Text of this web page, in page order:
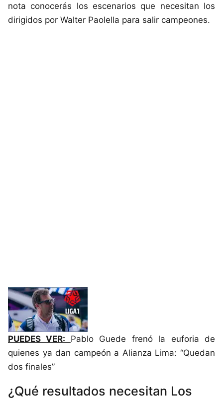
nota conocerás los escenarios que necesitan los
dirigidos por Walter Paolella para salir campeones.
PUEDES VER: Pablo Guede frenó la euforia de
quienes ya dan campeón a Alianza Lima: “Quedan
dos finales”
¿Qué resultados necesitan Los